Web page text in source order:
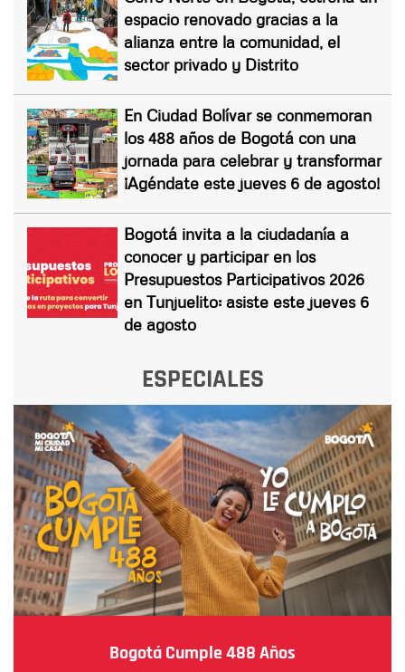
espacio renovado gracias a la
alianza entre la comunidad, el
sector privado y Distrito
En Ciudad Bolívar se conmemoran
los 488 años de Bogotá con una
jornada para celebrar y transformar
¡Agéndate este jueves 6 de agosto!
Bogotá invita a la ciudadanía a
conocer y participar en los
Presupuestos Participativos 2026
en Tunjuelito: asiste este jueves 6
de agosto
ESPECIALES
Bogotá Cumple 488 Años